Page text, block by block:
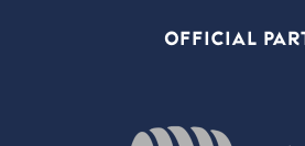
OFFICIAL